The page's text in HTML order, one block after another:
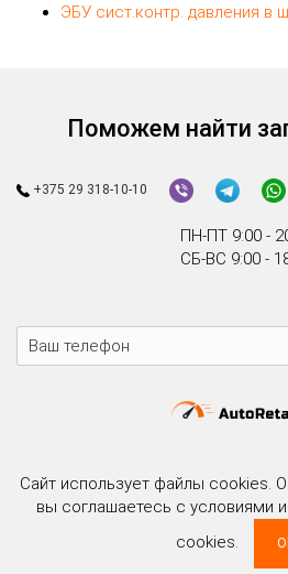
ЭБУ сист.контр. давления в
Поможем найти
+375 29 318-10-10
ПН-ПТ 9:00 -
СБ-ВС 9:00 -
Сайт использует файлы cookies.
вы соглашаетесь с условиями
cookies.